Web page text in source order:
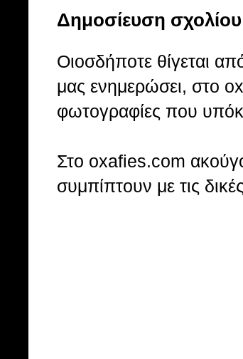
Δημοσίευση σχολίου
Οιοσδήποτε θίγεται
μας ενημερώσει, στο
φωτογραφίες που
Στo oxafies.com
συμπίπτουν με τις